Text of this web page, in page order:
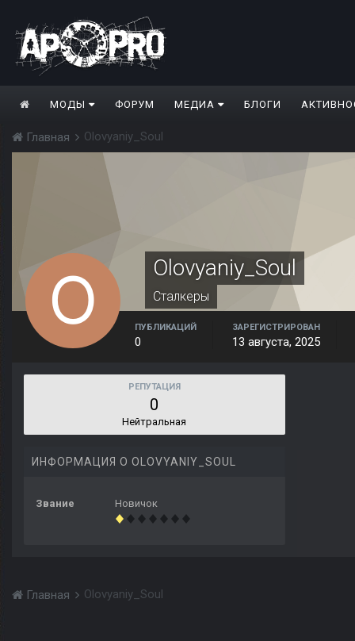
МОДЫ ФОРУМ МЕДИА БЛОГИ
Главная Olovyaniy_Soul
Olovyaniy_Soul
Сталкеры
ПУБЛИКАЦИЙ
0
ЗАРЕГИСТРИРОВАН
13 августа, 2025
РЕПУТАЦИЯ
0
Нейтральная
ИНФОРМАЦИЯ О OLOVYANIY_SOUL
Звание Новичок
Главная Olovyaniy_Soul